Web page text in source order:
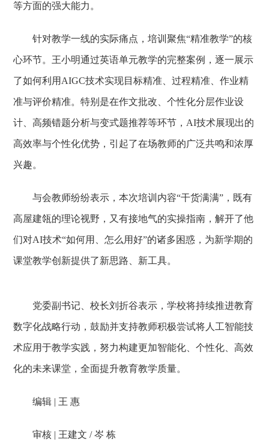
等方面的强大能力。
针对教学一线的实际痛点，培训聚焦“精准教学”的核
心环节。王小明通过英语单元教学的完整案例，逐一展示
了如何利用AIGC技术实现目标精准、过程精准、作业精
准与评价精准。特别是在作文批改、个性化分层作业设
计、高频错题分析与变式题推荐等环节，AI技术展现出的
高效率与个性化优势，引起了在场教师的广泛共鸣和浓厚
兴趣。
与会教师纷纷表示，本次培训内容“干货满满”，既有
高屋建瓴的理论视野，又有接地气的实操指南，解开了他
们对AI技术“如何用、怎么用好”的诸多困惑，为新学期的
课堂教学创新提供了新思路、新工具。
党委副书记、校长刘折谷表示，学校将持续推进教育
数字化战略行动，鼓励并支持教师积极尝试将人工智能技
术应用于教学实践，努力构建更加智能化、个性化、高效
化的未来课堂，全面提升教育教学质量。
编辑 | 王 惠
审核 | 王建文 / 岑 栋